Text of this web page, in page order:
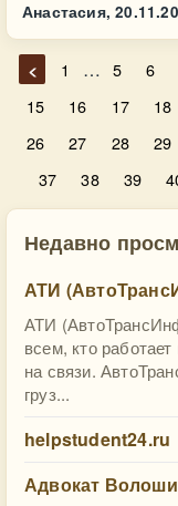
Анастасия,
< 1 … 5 6
15
16 17 18
26
27 28 29
37
38 39
Недавно
АТИ
АТИ
всем, кто
на связи.
груз...
helpstudent24.ru
Адвокат